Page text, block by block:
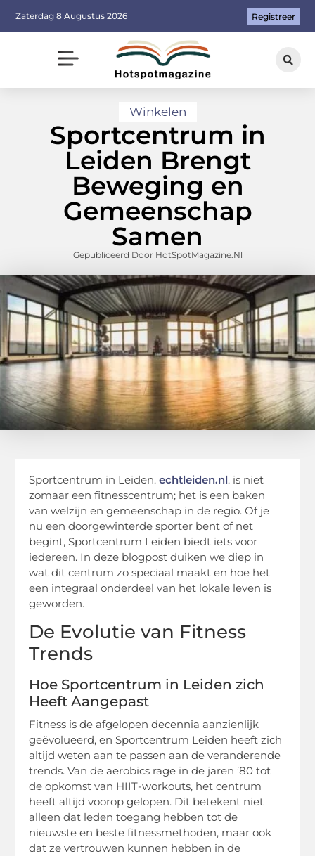
Zaterdag 8 Augustus 2026 Registreer
Winkelen
Sportcentrum in
Leiden Brengt
Beweging en
Gemeenschap
Samen
Gepubliceerd Door HotSpotMagazine.nl
Sportcentrum in Leiden.echtleiden.nl. is niet
zomaar een fitnesscentrum; het is een baken
van welzijn en gemeenschap in de regio. Of je
nu een doorgewinterde sporter bent of net
begint, Sportcentrum Leiden biedt iets voor
iedereen. In deze blogpost duiken we diep in
wat dit centrum zo speciaal maakt en hoe het
een integraal onderdeel van het lokale leven is
geworden.
De Evolutie van Fitness
Trends
Hoe Sportcentrum in Leiden zich
Heeft Aangepast
Fitness is de afgelopen decennia aanzienlijk
geëvolueerd, en Sportcentrum Leiden heeft zich
altijd weten aan te passen aan de veranderende
trends. Van de aerobics rage in de jaren ’80 tot
de opkomst van HIIT-workouts, het centrum
heeft altijd voorop gelopen. Dit betekent niet
alleen dat leden toegang hebben tot de
nieuwste en beste fitnessmethoden, maar ook
dat ze vertrouwen kunnen hebben in de